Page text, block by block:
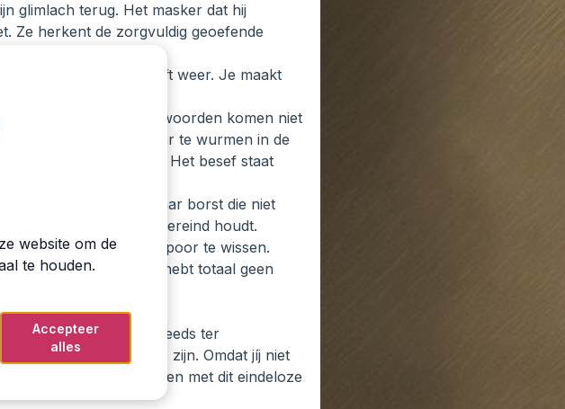
glimlach terug. Het masker dat hij
Ze herkent de zorgvuldig geoefende
hem. ‘Je overdrijft weer. Je maakt
ze niet overdrijft. De woorden komen niet
zoals altijd, haar te wurmen in de
het werkt niet meer. Het besef staat
De beklemming in haar borst die niet
een schild dat haar overeind houdt.
haar lippen om zijn spoor te wissen.
alsof het niets is. Je hebt totaal geen
is, Phi? Dat je me steeds ter
keuze dan harder te zijn. Omdat jíj niet
hebben. Zou je stoppen met dit eindeloze
website om de
te houden.
Accepteer
alles